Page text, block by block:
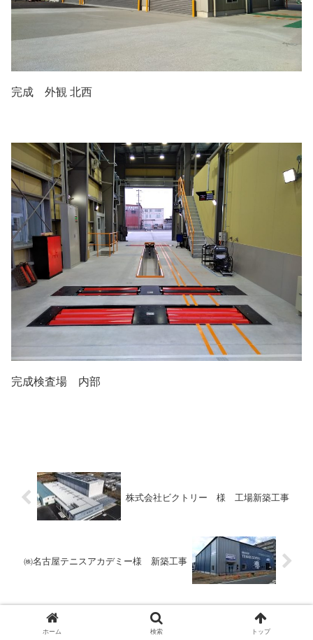
完成 外観 北西
完成検査場 内部
株式会社ビクトリー 様 工場新築工事
㈱名古屋テニスアカデミー様 新築工事
ホーム 検索 トップ